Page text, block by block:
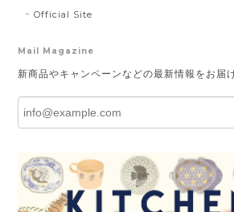
Official Site
Mail Magazine
新商品やキャンペーンなどの最新情報をお届